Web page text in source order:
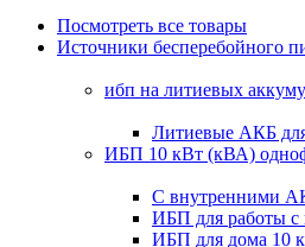
Посмотреть все товары
Источники бесперебойного
ибп на литиевых
Литиевые АКБ
ИБП 10 кВт (кВА)
С внутренними
ИБП для работы
ИБП для дома 10